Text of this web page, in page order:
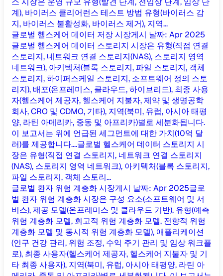
계), 바이러스 클리어런스 테스트 방법 유형(바이러스 감
지, 바이러스 불활성화, 바이러스 제거), 지역...
글로벌 헬스케어 데이터 저장 시장게시 날짜: Apr 2025
글로벌 헬스케어 데이터 스토리지 시장은 유형(직접 연결
스토리지, 네트워크 연결 스토리지(NAS), 스토리지 영역
네트워크), 아키텍처(블록 스토리지, 파일 스토리지, 객체
스토리지, 하이퍼스케일 스토리지, 소프트웨어 정의 스토
리지), 배포(온프레미스, 클라우드, 하이브리드), 최종 사용
자(헬스케어 제공자, 헬스케어 지불자, 제약 및 생명공학
회사, CRO 및 CDMO, 기타), 지역(북미, 유럽, 아시아 태평
양, 라틴 아메리카, 중동 및 아프리카)별로 세분화됩니다.
이 보고서는 위에 언급된 세그먼트에 대한 가치(10억 달
러)를 제공합니다....글로벌 헬스케어 데이터 스토리지 시
장은 유형(직접 연결 스토리지, 네트워크 연결 스토리지
(NAS), 스토리지 영역 네트워크), 아키텍처(블록 스토리지,
파일 스토리지, 객체 스토리...
글로벌 환자 위험 계층화 시장게시 날짜: Apr 2025글로
벌 환자 위험 계층화 시장은 구성 요소(소프트웨어 및 서
비스), 제공 모델(온프레미스 및 클라우드 기반), 유형(예측
위험 계층화 모델, 회고적 위험 계층화 모델, 전향적 위험
계층화 모델 및 동시적 위험 계층화 모델), 애플리케이션
(인구 건강 관리, 위험 조정, 수익 주기 관리 및 임상 워크플
로), 최종 사용자(헬스케어 제공자, 헬스케어 지불자 및 기
타 최종 사용자), 지역(북미, 유럽, 아시아 태평양, 라틴 아